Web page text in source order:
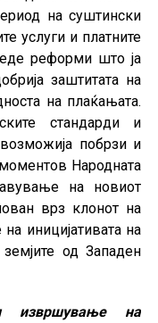
на суштински
услуги и платните
реформи што ја
заштитата на
на плаќањата.
стандарди и
побрзи и
Народната
на новиот
врз клонот на
иницијативата на
од Западен
извршување на